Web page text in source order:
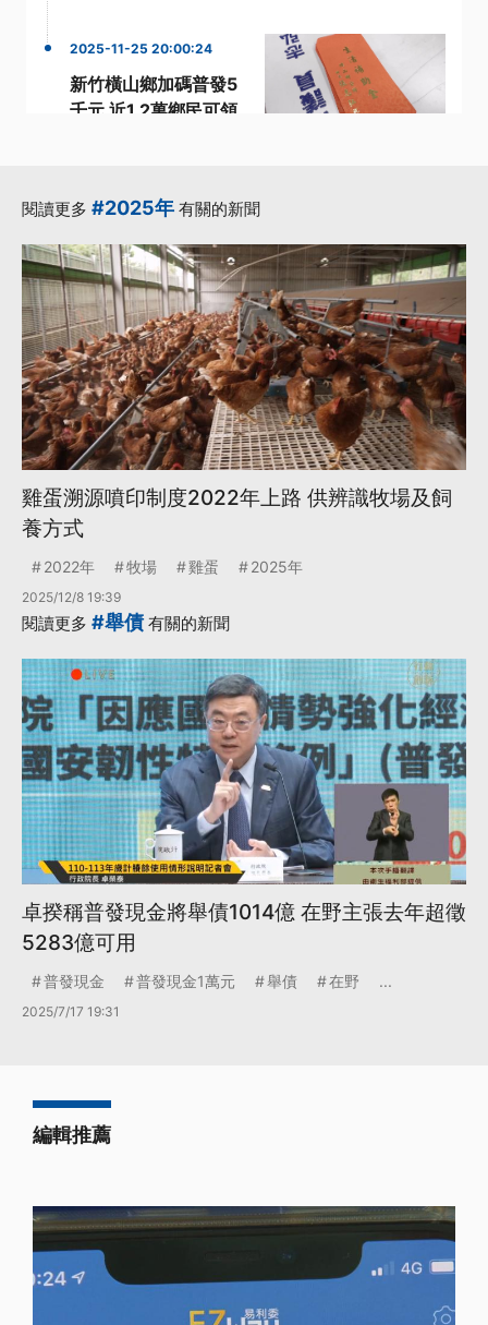
2025-11-25 20:00:24
新竹橫山鄉加碼普發5
千元 近1.2萬鄉民可領
閱讀更多 #2025年 有關的新聞
雞蛋溯源噴印制度2022年上路 供辨識牧場及飼
養方式
2022年 牧場 雞蛋 2025年
2025/12/8 19:39
閱讀更多 #舉債有關的新聞
卓揆稱普發現金將舉債1014億 在野主張去年超徵
5283億可用
普發現金 普發現金1萬元 舉債 在野 ...
2025/7/17 19:31
編輯推薦